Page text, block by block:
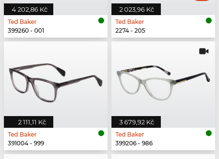
4 202,86 Kč
Ted Baker
399260 - 001
2 023,96 Kč
Ted Baker
2274 - 205
2 111,11 Kč
Ted Baker
391004 - 999
3 679,92 Kč
Ted Baker
399206 - 986